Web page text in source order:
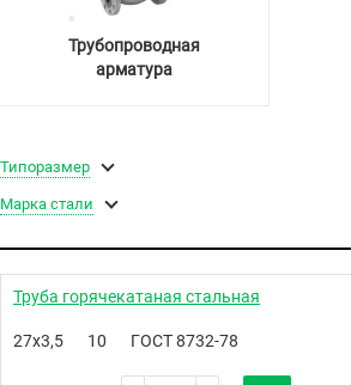
Трубопроводная
арматура
Типоразмер
Марка стали
Труба горячекатаная стальная
27х3,5 10 ГОСТ 8732-78